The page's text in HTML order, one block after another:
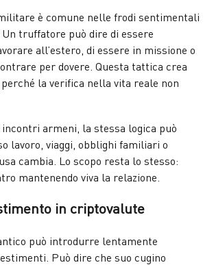
è comune nelle frodi sentimentali
truffatore può dire di essere
all’estero, di essere in missione o
per dovere. Questa tattica crea
la verifica nella vita reale non
armeni, la stessa logica può
lavoro, viaggi, obblighi familiari o
cambia. Lo scopo resta lo stesso:
mantenendo viva la relazione.
in criptovalute
può introdurre lentamente
Può dire che suo cugino